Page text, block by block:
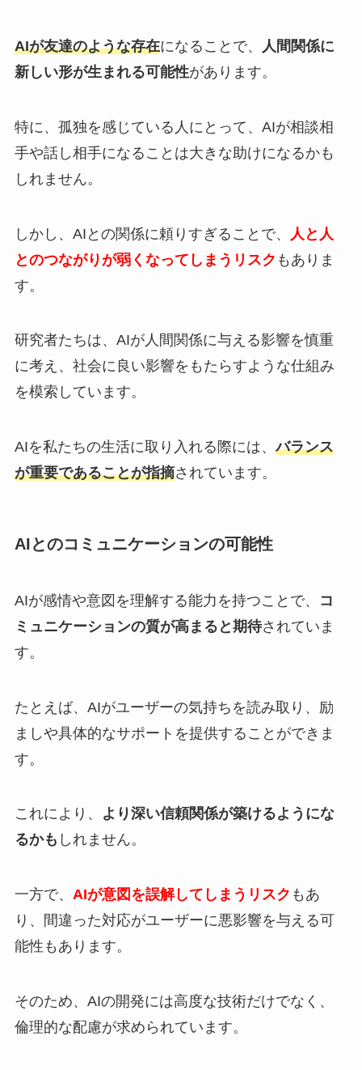
AIが友達のような存在になることで、
人間関係に
新しい形が生まれる可能性があります。
特に、孤独を感じている人にとって、AIが相談相
手や話し相手になることは大きな助けになるかも
しれません。
しかし、AIとの関係に頼りすぎることで、
人と人
とのつながりが弱くなってしまうリスク もありま
す。
研究者たちは、AIが人間関係に与える影響を慎重
に考え、社会に良い影響をもたらすような仕組み
を模索しています。
AIを私たちの生活に取り入れる際には、バランス
が重要であることが指摘されています。
AIとのコミュニケーションの可能性
AIが感情や意図を理解する能力を持つことで、
コ
ミュニケーションの質が高まると期待されていま
す。
たとえば、AIがユーザーの気持ちを読み取り、励
ましや具体的なサポートを提供することができま
す。
これにより、
より深い信頼関係が築けるようにな
るかも しれません。
一方で、 AIが意図を誤解してしまうリスク もあ
り、間違った対応がユーザーに悪影響を与える可
能性もあります。
そのため、AIの開発には高度な技術だけでなく、
倫理的な配慮が求められています。